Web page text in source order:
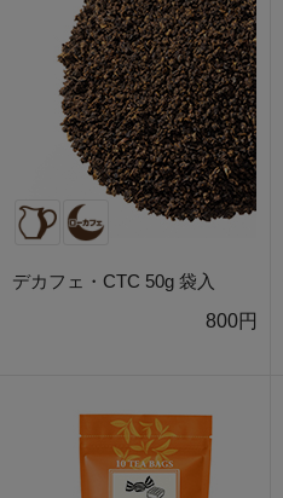
デカフェ・CTC 50g 袋入
800円